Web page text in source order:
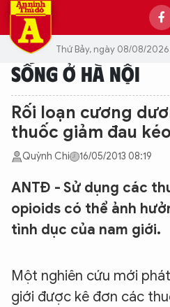
Thứ Bảy, ngày 08/08/
SỐNG Ở HÀ NỘI
Rối loạn cương
thuốc giảm đau
Quỳnh Chi 16/05/2013 08:19
ANTĐ - Sử dụng các
opioids có thể ảnh
tình dục của nam giới.
Một nghiên cứu mới
giới được kê đơn các